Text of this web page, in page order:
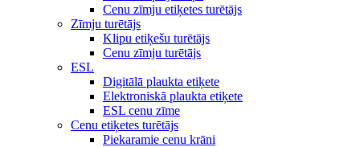
Cenu zīmju etiķetes turētājs
Zīmju turētājs
Klipu etiķešu turētājs
Cenu zīmju turētājs
ESL
Digitālā plaukta etiķete
Elektroniskā plaukta etiķete
ESL cenu zīme
Cenu etiķetes turētājs
Piekaramie cenu krāni